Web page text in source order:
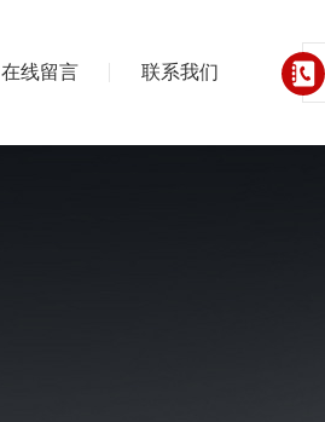
在线留言 联系我们